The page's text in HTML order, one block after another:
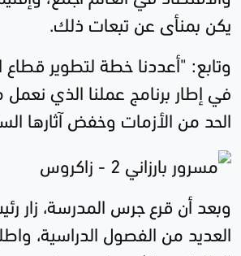
يكن بمنأى عن تبعات ذلك.
وتابع: "أعددنا خطة لتطوير قطاع
في إطار برنامج عملنا الذي
الحد من الأزمات وخفض آثارها
وبعد أن قرع جرس المدرسة، زار
العديد من الفصول الدراسية،